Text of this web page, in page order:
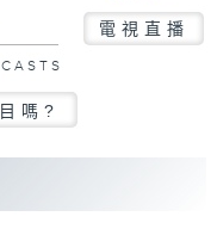
電視直播
嗎?